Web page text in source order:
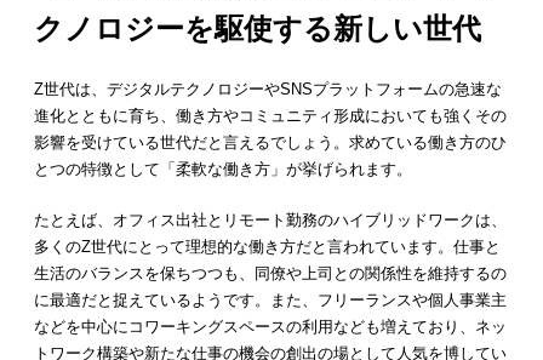
クノロジーを駆使する新しい世代
Z世代は、デジタルテクノロジーやSNSプラットフォームの急速な
進化とともに育ち、働き方やコミュニティ形成においても強くその
影響を受けている世代だと言えるでしょう。求めている働き方のひ
とつの特徴として「柔軟な働き方」が挙げられます。
たとえば、オフィス出社とリモート勤務のハイブリッドワークは、
多くのZ世代にとって理想的な働き方だと言われています。仕事と
生活のバランスを保ちつつも、同僚や上司との関係性を維持するの
に最適だと捉えているようです。また、フリーランスや個人事業主
などを中心にコワーキングスペースの利用なども増えており、ネッ
トワーク構築や新たな仕事の機会の創出の場として人気を博してい